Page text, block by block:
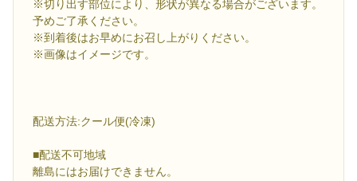
※切り出す部位により、形状が異なる場合がございます。
予めご了承ください。
※到着後はお早めにお召し上がりください。
※画像はイメージです。
配送方法:クール便(冷凍)
■配送不可地域
離島にはお届けできません。